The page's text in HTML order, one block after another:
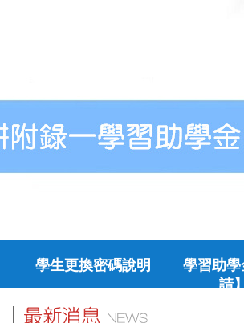
學生更換密碼說明
學習助
請